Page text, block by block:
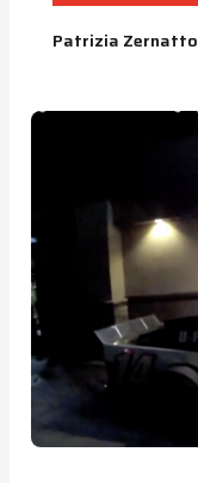
Patrizia Zernatto